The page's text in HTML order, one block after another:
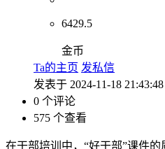
6429.5
金币
Ta的主页 发私信
发表于 2024-11-18 21:43:48
0 个评论
575 个查看
在干部培训中，“好干部”课件